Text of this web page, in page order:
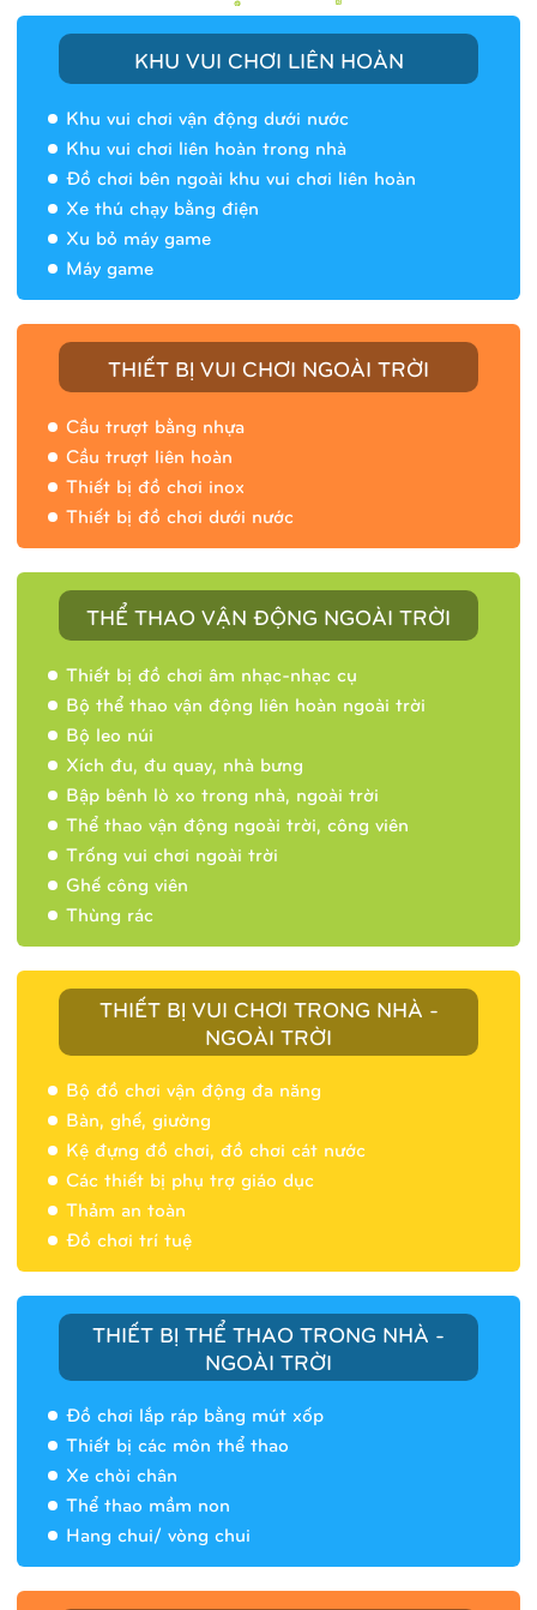
KHU VUI CHƠI LIÊN HOÀN
Khu vui chơi vận động dưới nước
Khu vui chơi liên hoàn trong nhà
Đồ chơi bên ngoài khu vui chơi liên hoàn
Xe thú chạy bằng điện
Xu bỏ máy game
Máy game
THIẾT BỊ VUI CHƠI NGOÀI TRỜI
Cầu trượt bằng nhựa
Cầu trượt liên hoàn
Thiết bị đồ chơi inox
Thiết bị đồ chơi dưới nước
THỂ THAO VẬN ĐỘNG NGOÀI TRỜI
Thiết bị đồ chơi âm nhạc-nhạc cụ
Bộ thể thao vận động liên hoàn ngoài trời
Bộ leo núi
Xích đu, đu quay, nhà bưng
Bập bênh lò xo trong nhà, ngoài trời
Thể thao vận động ngoài trời, công viên
Trống vui chơi ngoài trời
Ghế công viên
Thùng rác
THIẾT BỊ VUI CHƠI TRONG NHÀ -
NGOÀI TRỜI
Bộ đồ chơi vận động đa năng
Bàn, ghế, giường
Kệ đựng đồ chơi, đồ chơi cát nước
Các thiết bị phụ trợ giáo dục
Thảm an toàn
Đồ chơi trí tuệ
THIẾT BỊ THỂ THAO TRONG NHÀ -
NGOÀI TRỜI
Đồ chơi lắp ráp bằng mút xốp
Thiết bị các môn thể thao
Xe chòi chân
Thể thao mầm non
Hang chui/ vòng chui
Nhà banh 9H5404
Nhà banh 9H5408